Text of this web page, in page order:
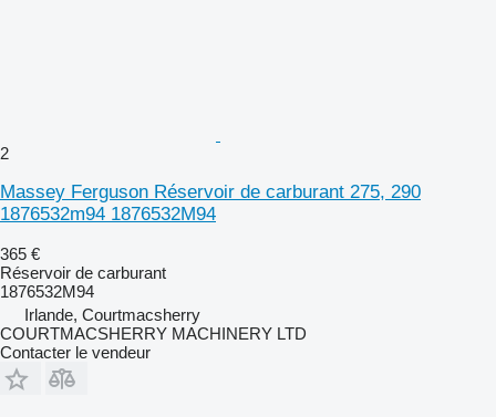
2
Massey Ferguson Réservoir de carburant 275, 290
1876532m94 1876532M94
365 €
Réservoir de carburant
1876532M94
Irlande, Courtmacsherry
COURTMACSHERRY MACHINERY LTD
Contacter le vendeur